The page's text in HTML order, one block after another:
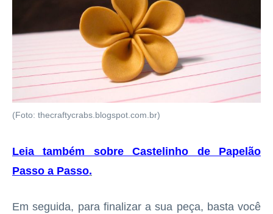
(Foto: thecraftycrabs.blogspot.com.br)
Leia também sobre Castelinho de Papelão
Passo a Passo.
Em seguida, para finalizar a sua peça, basta você